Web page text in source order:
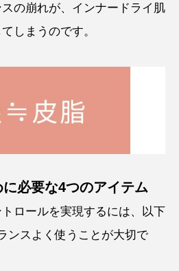
の崩れが、インナードライ肌
しまうのです。
必要な4つのアイテム
ロールを実現するには、以下
ンスよく使うことが大切で